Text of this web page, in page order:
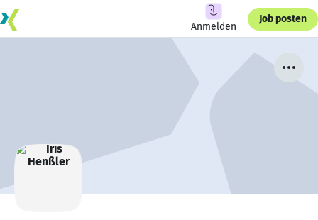
Anmelden
Job posten